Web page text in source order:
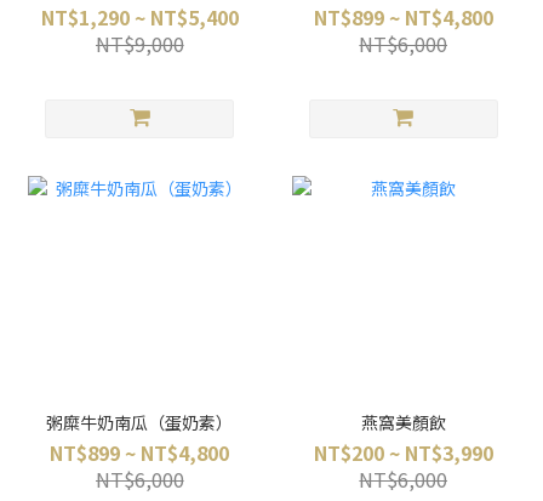
NT$1,290 ~ NT$5,400
NT$9,000
NT$899 ~ NT$4,800
NT$6,000
粥糜牛奶南瓜（蛋奶素）
NT$899 ~ NT$4,800
NT$6,000
燕窩美顏飲
NT$200 ~ NT$3,990
NT$6,000